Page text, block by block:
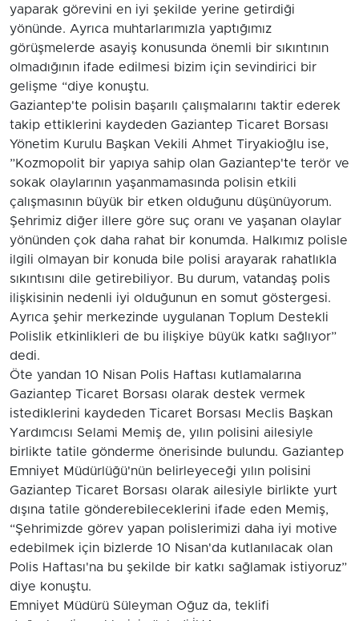
yaparak görevini en iyi şekilde yerine getirdiği
yönünde. Ayrıca muhtarlarımızla yaptığımız
görüşmelerde asayiş konusunda önemli bir sıkıntının
olmadığının ifade edilmesi bizim için sevindirici bir
gelişme “diye konuştu.
Gaziantep'te polisin başarılı çalışmalarını taktir ederek
takip ettiklerini kaydeden Gaziantep Ticaret Borsası
Yönetim Kurulu Başkan Vekili Ahmet Tiryakioğlu ise,
”Kozmopolit bir yapıya sahip olan Gaziantep'te terör ve
sokak olaylarının yaşanmamasında polisin etkili
çalışmasının büyük bir etken olduğunu düşünüyorum.
Şehrimiz diğer illere göre suç oranı ve yaşanan olaylar
yönünden çok daha rahat bir konumda. Halkımız polisle
ilgili olmayan bir konuda bile polisi arayarak rahatlıkla
sıkıntısını dile getirebiliyor. Bu durum, vatandaş polis
ilişkisinin nedenli iyi olduğunun en somut göstergesi.
Ayrıca şehir merkezinde uygulanan Toplum Destekli
Polislik etkinlikleri de bu ilişkiye büyük katkı sağlıyor”
dedi.
Öte yandan 10 Nisan Polis Haftası kutlamalarına
Gaziantep Ticaret Borsası olarak destek vermek
istediklerini kaydeden Ticaret Borsası Meclis Başkan
Yardımcısı Selami Memiş de, yılın polisini ailesiyle
birlikte tatile gönderme önerisinde bulundu. Gaziantep
Emniyet Müdürlüğü'nün belirleyeceği yılın polisini
Gaziantep Ticaret Borsası olarak ailesiyle birlikte yurt
dışına tatile gönderebileceklerini ifade eden Memiş,
“Şehrimizde görev yapan polislerimizi daha iyi motive
edebilmek için bizlerde 10 Nisan'da kutlanılacak olan
Polis Haftası'na bu şekilde bir katkı sağlamak istiyoruz”
diye konuştu.
Emniyet Müdürü Süleyman Oğuz da, teklifi